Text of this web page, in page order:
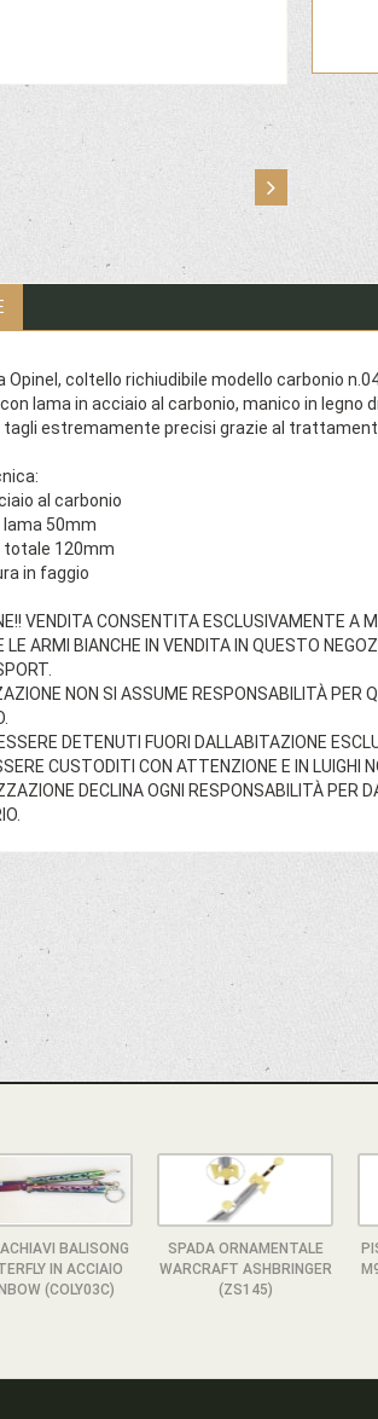
Opinel, coltello richiudibile modello carbonio
lama in acciaio al carbonio, manico in legno
tagli estremamente precisi grazie al
al carbonio
50mm
totale 120mm
in faggio
VENDITA CONSENTITA ESCLUSIVAMENTE A
LE ARMI BIANCHE IN VENDITA IN QUESTO
NON SI ASSUME RESPONSABILITÀ
DETENUTI FUORI DALLABITAZIONE
CUSTODITI CON ATTENZIONE E IN LUIGHI
DECLINA OGNI RESPONSABILITÀ PER
BALISONG
IN ACCIAIO
(COLY03C)
SPADA ORNAMENTALE
WARCRAFT ASHBRINGER
(ZS145)